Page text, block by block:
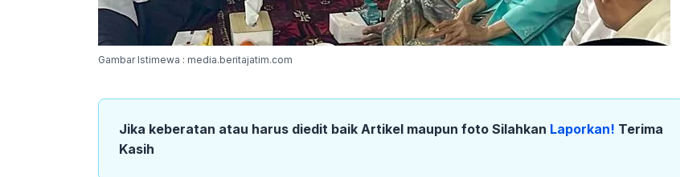
Gambar Istimewa : media.beritajatim.com
Jika keberatan atau harus diedit baik Artikel maupun foto Silahkan Laporkan! Terima
Kasih